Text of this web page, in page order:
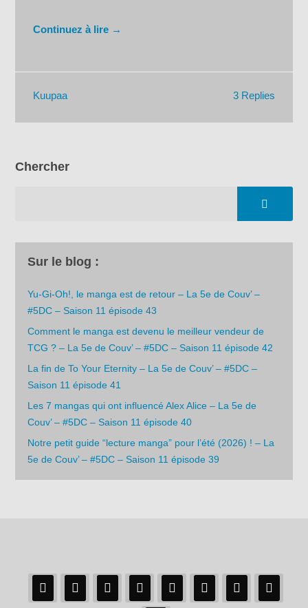
Continuez à lire →
3 Replies
Kuupaa
Chercher
Sur le blog :
Yu-Gi-Oh!, le manga est de retour – La 5e de Couv’ –
#5DC – Saison 11 épisode 43
Comment le manga est devenu le meilleur vendeur de
TCG ? – La 5e de Couv’ – #5DC – Saison 11 épisode 42
La fin de To Your Eternity – La 5e de Couv’ – #5DC –
Saison 11 épisode 41
Les 7 mangas qui ont influencé Alex Alice – La 5e de
Couv’ – #5DC – Saison 11 épisode 40
Notre petit guide “lecture manga” pour l’été (2026) ! – La
5e de Couv’ – #5DC – Saison 11 épisode 39